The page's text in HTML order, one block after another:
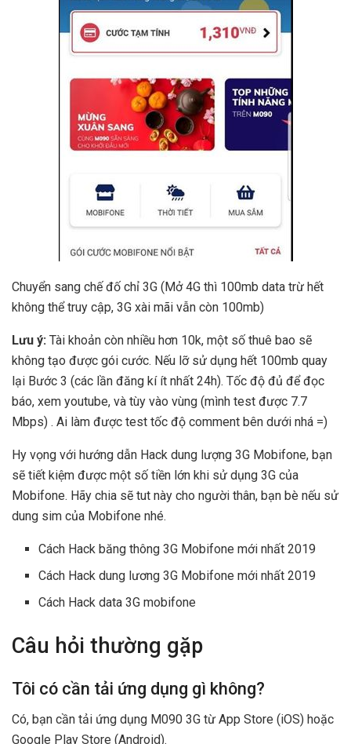
Chuyển sang chế đố chỉ 3G (Mở 4G thì 100mb data trừ hết
không thể truy cập, 3G xài mãi vẫn còn 100mb)
Lưu ý: Tài khoản còn nhiều hơn 10k, một số thuê bao sẽ
không tạo được gói cước. Nếu lỡ sử dụng hết 100mb quay
lại Bước 3 (các lần đăng kí ít nhất 24h). Tốc độ đủ để đọc
báo, xem youtube, và tùy vào vùng (mình test được 7.7
Mbps) . Ai làm được test tốc độ comment bên dưới nhá =)
Hy vọng với hướng dẫn Hack dung lượng 3G Mobifone, bạn
sẽ tiết kiệm được một số tiền lớn khi sử dụng 3G của
Mobifone. Hãy chia sẽ tut này cho người thân, bạn bè nếu sử
dung sim của Mobifone nhé.
Cách Hack băng thông 3G Mobifone mới nhất 2019
Cách Hack dung lương 3G Mobifone mới nhất 2019
Cách Hack data 3G mobifone
Câu hỏi thường gặp
Tôi có cần tải ứng dụng gì không?
Có, bạn cần tải ứng dụng M090 3G từ App Store (iOS) hoặc
Google Play Store (Android).